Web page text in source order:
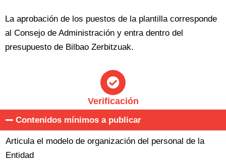
La aprobación de los puestos de la plantilla corresponde
al Consejo de Administración y entra dentro del
presupuesto de Bilbao Zerbitzuak.
Verificación
Contenidos mínimos a publicar
Articula el modelo de organización del personal de la
Entidad